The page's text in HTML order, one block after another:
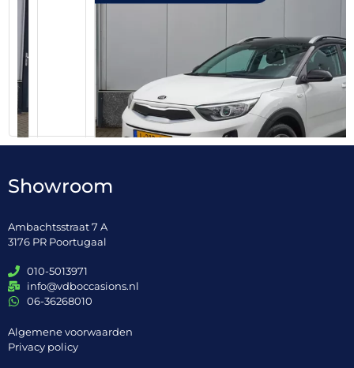
Previous
Stonic
1.0 T-GDi MHEV Dyn. Line Navi | CarPlay | Clima | NAP
Showroom
Ambachtsstraat 7 A
3176 PR Poortugaal
010-5013971
info@vdboccasions.nl
06-36268010
Algemene voorwaarden
Privacy policy